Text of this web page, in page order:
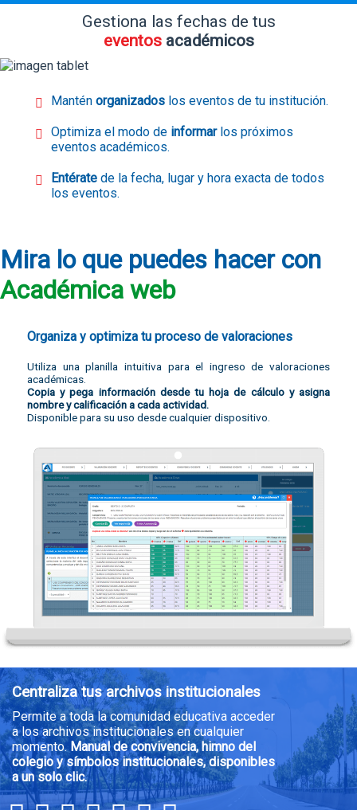
Gestiona las fechas de tus
eventos académicos
Mantén organizados los eventos de tu institución.
Optimiza el modo de informarlos próximos
eventos académicos.
Entérate de la fecha, lugar y hora exacta de todos
los eventos.
Mira lo que puedes hacer con
Académica web
Organiza y optimiza tu proceso de valoraciones
Utiliza una planilla intuitiva para el ingreso de valoraciones
académicas.
Copia y pega información desde tu hoja de cálculo y asigna
nombre y calificación a cada actividad.
Disponible para su uso desde cualquier dispositivo.
Centraliza tus archivos institucionales
Permite a toda la comunidad educativa acceder
a los archivos institucionales en cualquier
momento.Manual de convivencia, himno del
colegio y símbolos institucionales, disponibles
a un solo clic.